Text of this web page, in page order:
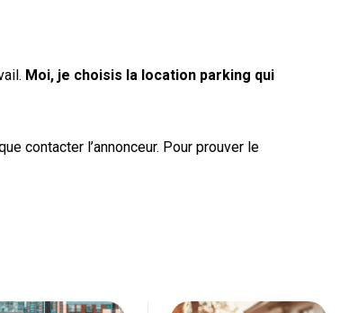
Moi, je choisis la location parking qui
contacter l’annonceur. Pour prouver le